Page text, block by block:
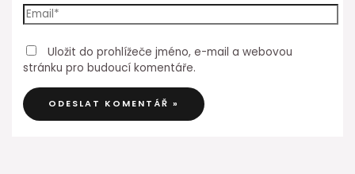
Uložit do prohlížeče jméno, e-mail a webovou
stránku pro budoucí komentáře.